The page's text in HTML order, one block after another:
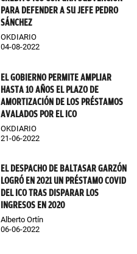
PARA DEFENDER A SU JEFE PEDRO
SÁNCHEZ
OKDIARIO
04-08-2022
EL GOBIERNO PERMITE AMPLIAR
HASTA 10 AÑOS EL PLAZO DE
AMORTIZACIÓN DE LOS PRÉSTAMOS
AVALADOS POR EL ICO
OKDIARIO
21-06-2022
EL DESPACHO DE BALTASAR GARZÓN
LOGRÓ EN 2021 UN PRÉSTAMO COVID
DEL ICO TRAS DISPARAR LOS
INGRESOS EN 2020
Alberto Ortín
06-06-2022